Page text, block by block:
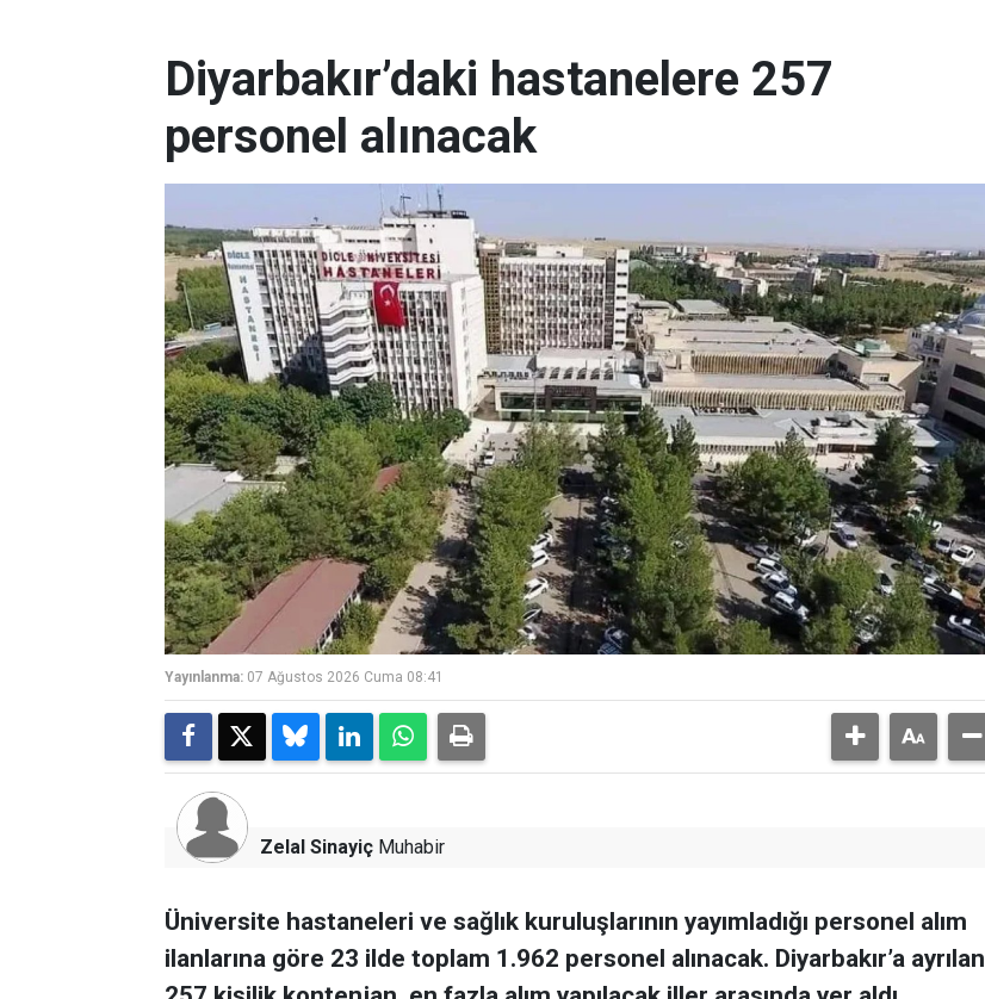
Diyarbakır’daki hastanelere 257
personel alınacak
Yayınlanma: 07 Ağustos 2026 Cuma 08:41
Zelal Sinayiç Muhabir
Üniversite hastaneleri ve sağlık kuruluşlarının yayımladığı personel alım
ilanlarına göre 23 ilde toplam 1.962 personel alınacak. Diyarbakır’a ayrılan